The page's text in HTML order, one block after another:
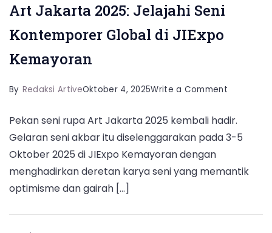
Art Jakarta 2025: Jelajahi Seni
Kontemporer Global di JIExpo
Kemayoran
By Redaksi ArtiveOktober 4, 2025Write a Commenton
Jakarta
2025:
Global
Pekan seni rupa Art Jakarta 2025 kembali hadir.
Gelaran seni akbar itu diselenggarakan pada 3-5
Oktober 2025 di JIExpo Kemayoran dengan
menghadirkan deretan karya seni yang memantik
optimisme dan gairah […]